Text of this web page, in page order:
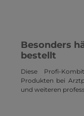
Besonders
bestellt
Diese Profi-
Produkten bei
und weiteren